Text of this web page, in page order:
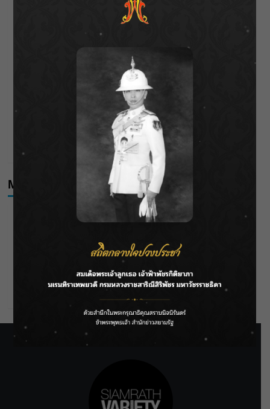
กรมชลฯ รับฟังประชาชน ติดตามแก้ปัญหาโครงการประตู
‘แมน การิน’ แชร์ความเชื่อชวนคิด! “อยากกินอะไรหลังจาก
ลาโลกนี้ ให้ใส่บาตรสิ่งนั้นไว้ตอนยังมีชีวิต”
ราชเลขานุการในพระองค์ฯ ติดตามโครงการหุบกะพง–ห้วย
ทรายใต้ เสริมความมั่นคงน้ำเพชรบุรี
F.HERO จับมือเกิร์ลกรุ๊ปมาเลเซีย DOLLA ส่งซิงเกิลใหม่สุดส
Meta